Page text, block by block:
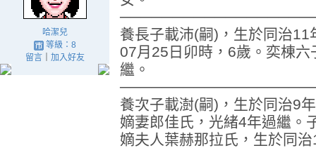
哈潔兒
等級：8
留言｜ 加入好友
養長子載沛(嗣)，生於同治
07月25日卯時，6歲。奕棟
繼。
養次子載澍(嗣)，生於同治9
嫡妻郎佳氏，光緒4年過繼。
嫡夫人葉赫那拉氏，生於同